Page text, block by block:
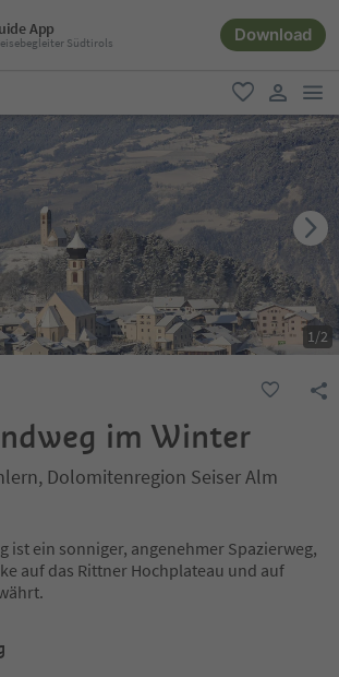
App
Südtirols Download
favorit
user link
1/2
im Winter
Dolomitenregion Seiser Alm
ist ein sonniger, angenehmer Spazierweg,
auf das Rittner Hochplateau und auf